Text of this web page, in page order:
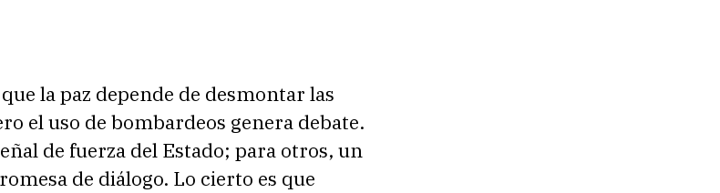
la paz depende de desmontar las
el uso de bombardeos genera debate.
de fuerza del Estado; para otros, un
de diálogo. Lo cierto es que